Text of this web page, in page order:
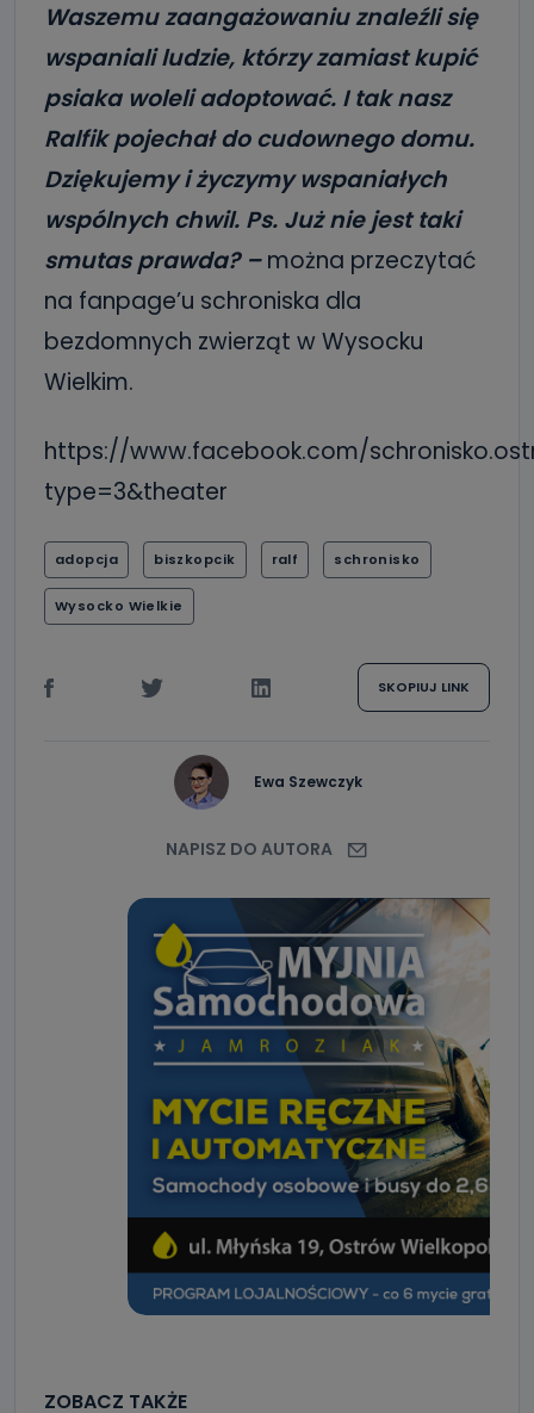
Waszemu zaangażowaniu znaleźli się
wspaniali ludzie, którzy zamiast kupić
psiaka woleli adoptować. I tak nasz
Ralfik pojechał do cudownego domu.
Dziękujemy i życzymy wspaniałych
wspólnych chwil. Ps. Już nie jest taki
smutas prawda? –można przeczytać
na fanpage’u schroniska dla
bezdomnych zwierząt w Wysocku
Wielkim.
https://www.facebook.com/
type=3&theater
adopcja biszkopcik ralf schronisko
Wysocko Wielkie
SKOPIUJ LINK
Ewa Szewczyk
NAPISZ DO AUTORA
ZOBACZ TAKŻE